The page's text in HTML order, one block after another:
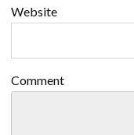
Website
Comment